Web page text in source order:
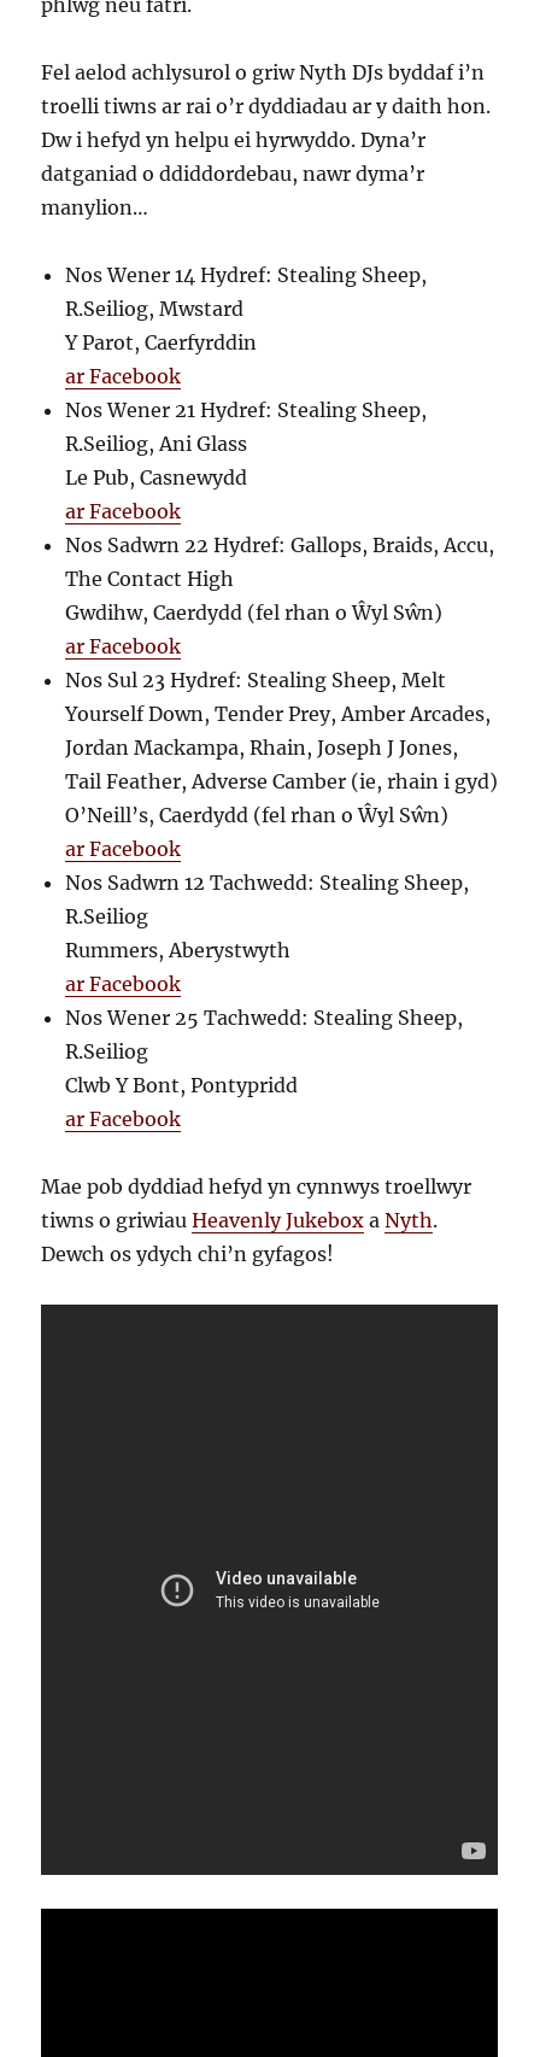
phlwg neu fatri.
Fel aelod achlysurol o griw Nyth DJs byddaf i’n
troelli tiwns ar rai o’r dyddiadau ar y daith hon.
Dw i hefyd yn helpu ei hyrwyddo. Dyna’r
datganiad o ddiddordebau, nawr dyma’r
manylion…
Nos Wener 14 Hydref: Stealing Sheep,
R.Seiliog, Mwstard
Y Parot, Caerfyrddin
ar Facebook
Nos Wener 21 Hydref: Stealing Sheep,
R.Seiliog, Ani Glass
Le Pub, Casnewydd
ar Facebook
Nos Sadwrn 22 Hydref: Gallops, Braids, Accu,
The Contact High
Gwdihw, Caerdydd (fel rhan o Ŵyl Sŵn)
ar Facebook
Nos Sul 23 Hydref: Stealing Sheep, Melt
Yourself Down, Tender Prey, Amber Arcades,
Jordan Mackampa, Rhain, Joseph J Jones,
Tail Feather, Adverse Camber (ie, rhain i gyd)
O’Neill’s, Caerdydd (fel rhan o Ŵyl Sŵn)
ar Facebook
Nos Sadwrn 12 Tachwedd: Stealing Sheep,
R.Seiliog
Rummers, Aberystwyth
ar Facebook
Nos Wener 25 Tachwedd: Stealing Sheep,
R.Seiliog
Clwb Y Bont, Pontypridd
ar Facebook
Mae pob dyddiad hefyd yn cynnwys troellwyr
tiwns o griwiauHeavenly Jukebox aNyth.
Dewch os ydych chi’n gyfagos!